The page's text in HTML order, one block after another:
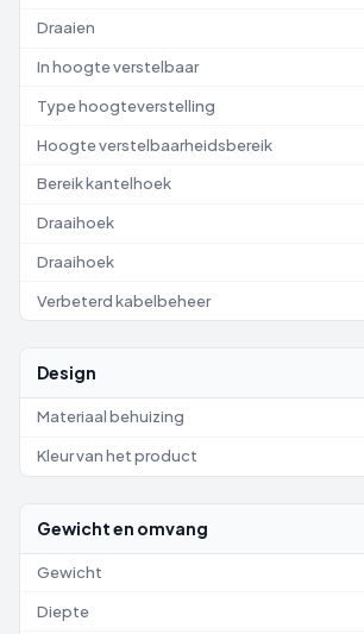
Draaien
In hoogte verstelbaar
Type hoogteverstelling
Hoogte verstelbaarheidsbereik
Bereik kantelhoek
Draaihoek
Draaihoek
Verbeterd kabelbeheer
Design
Materiaal behuizing
Kleur van het product
Gewicht en omvang
Gewicht
Diepte